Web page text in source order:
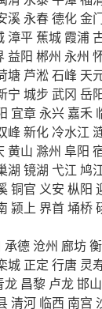
溪 永春德化金
漳平 蕉城 霞浦
益阳 郴州 永州
塘 芦淞石峰 天
宁 城步 武冈 岳
宜章 永兴 嘉禾
峰 新化 冷水江
黄山 滁州 阜阳
湖 镜湖 弋江 鸠
铜官 义安 枞阳
颍上 界首埇桥
承德 沧州 廊坊
城 正定 行唐 灵
龙 昌黎 卢龙邯山
清河 临西 南宫